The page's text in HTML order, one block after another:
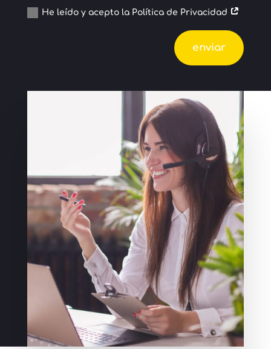
He leído y acepto la Política de Privacidad
enviar